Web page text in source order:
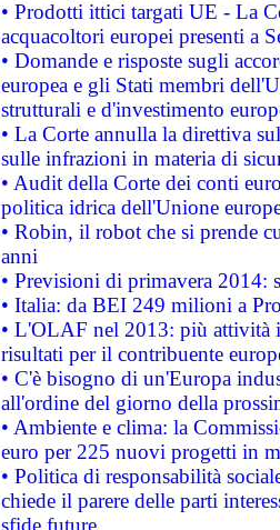
• Prodotti ittici targati UE - La
acquacoltori europei presenti a
• Domande e risposte sugli
europea e gli Stati membri
strutturali e d'investimento
• La Corte annulla la direttiva
sulle infrazioni in materia di
• Audit della Corte dei conti
politica idrica dell'Unione
• Robin, il robot che si prende
anni
• Previsioni di primavera 2014:
• Italia: da BEI 249 milioni a
• L'OLAF nel 2013: più attività
risultati per il contribuente
• C'è bisogno di un'Europa
all'ordine del giorno della
• Ambiente e clima: la
euro per 225 nuovi progetti in
• Politica di responsabilità
chiede il parere delle parti
sfide future